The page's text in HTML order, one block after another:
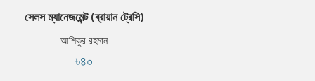
সেলস ম্যানেজমেন্ট (ব্রায়ান ট্রেসি)
আশিকুর রহমান
৳৪০